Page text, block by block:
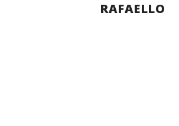
RAFAELLO